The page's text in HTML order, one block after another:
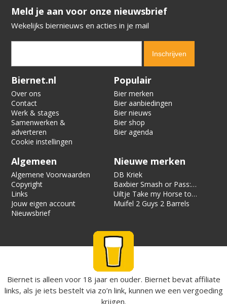
​​​​​​​Meld je aan voor onze nieuwsbrief
Wekelijks biernieuws en acties in je mail
Verification code:
Biernet.nl
Over ons
Contact
Werk & stages
Samenwerken &
adverteren
Cookie instellingen
Populair
Bier merken
Bier aanbiedingen
Bier nieuws
Bier shop
Bier agenda
Algemeen
Algemene Voorwaarden
Copyright
Links
Jouw eigen account
Nieuwsbrief
Nieuwe merken
DB Kriek
Baxbier Smash or Pass:
Strata
Uiltje Take my Horse to
the Hotel Room
Muifel 2 Guys 2 Barrels
Biernet is alleen voor 18 jaar en ouder. Biernet bevat affiliate
links, als je iets bestelt via zo’n link, kunnen we een vergoeding
krijgen.